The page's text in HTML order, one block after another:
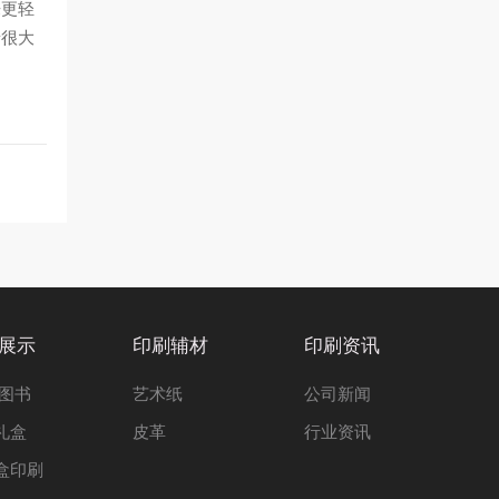
轻
大
示
书
盒
印刷
印刷辅材
艺术纸
皮革
印刷资讯
公司新闻
行业资讯